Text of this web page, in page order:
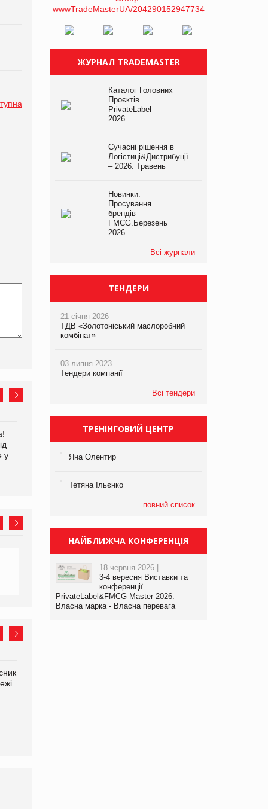
у
EVA.UA запустила
кампанію «Хто б знав» про
асортимент, якого покупці
Kraft Heinz скоротила
збиток у першому півріччі
ЖУРНАЛ TRADEMASTER
Каталог Головних
Проєктів
PrivateLabel –
2026
Сучасні рішення в
Логістиці&Дистрибуції
– 2026. Травень
Новинки.
Просування
брендів
FMCG.Березень
2026
Всі журнали
ТЕНДЕРИ
21 січня 2026
ТДВ «Золотоніський маслоробний
комбінат»
03 липня 2023
Тендери компанії
Всі тендери
ТРЕНІНГОВИЙ ЦЕНТР
Яна Олентир
Тетяна Ільєнко
повний список
НАЙБЛИЖЧА КОНФЕРЕНЦІЯ
18 червня 2026 |
3-4 вересня Виставки та
конференції
PrivateLabel&FMCG Master-2026:
Власна марка - Власна перевага